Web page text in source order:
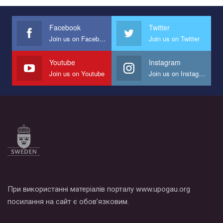
Facebook
Join us on Facebook
Twitter
Join us on Twitter
Youtube
Join us on Youtube
Instagram
Join us on Instagram
При використанні матеріалів порталу www.upogau.org
посилання на сайт є обов’язковим.